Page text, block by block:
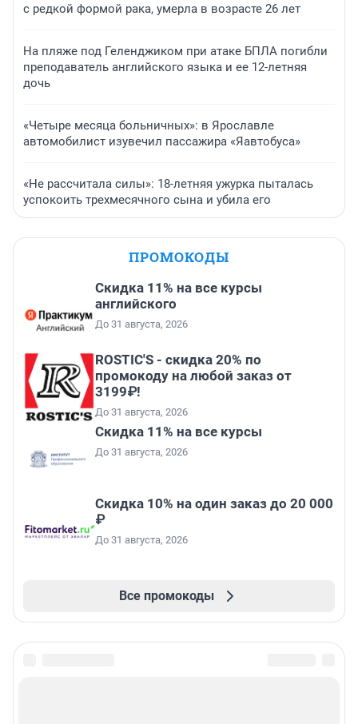
с редкой формой рака, умерла в возрасте 26 лет
На пляже под Геленджиком при атаке БПЛА погибли
преподаватель английского языка и ее 12-летняя
дочь
«Четыре месяца больничных»: в Ярославле
автомобилист изувечил пассажира «Яавтобуса»
«Не рассчитала силы»: 18-летняя ужурка пыталась
успокоить трехмесячного сына и убила его
ПРОМОКОДЫ
Скидка 11% на все курсы
английского
До 31 августа, 2026
ROSTIC'S - скидка 20% по
промокоду на любой заказ от
3199₽!
До 31 августа, 2026
Скидка 11% на все курсы
До 31 августа, 2026
Скидка 10% на один заказ до 20 000
₽
До 31 августа, 2026
Все промокоды